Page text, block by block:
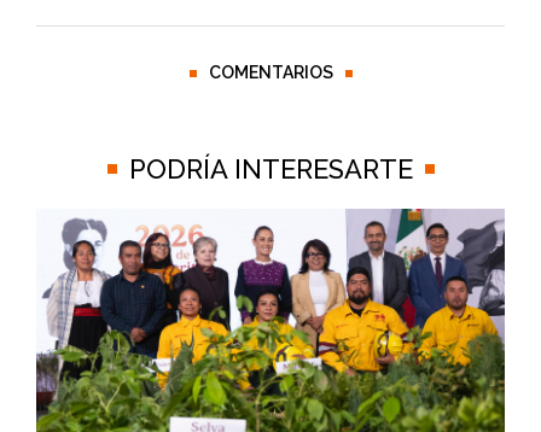
COMENTARIOS
PODRÍA INTERESARTE